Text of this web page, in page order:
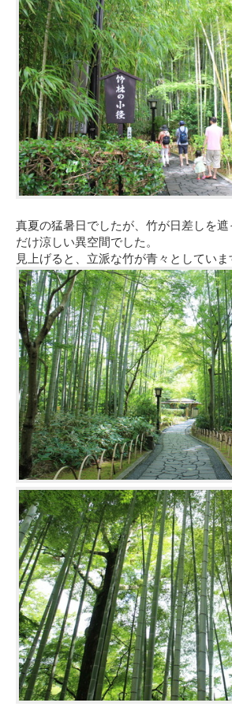
真夏の猛暑日でしたが、竹が日差しを遮
だけ涼しい異空間でした。
見上げると、立派な竹が青々としていま